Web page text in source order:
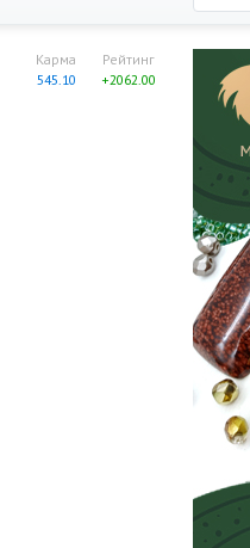
Рейтинг
+2062.00
Карма
545.10